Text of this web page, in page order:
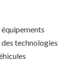
technologies